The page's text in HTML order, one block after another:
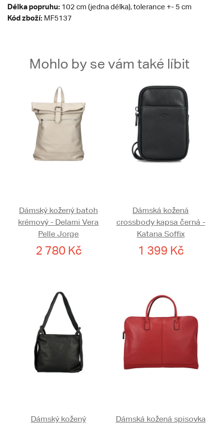
Délka popruhu: 102 cm (jedna délka), tolerance +- 5 cm
Kód zboží: MF5137
Mohlo by se vám také líbit
Dámský kožený batoh
krémový - Delami Vera
Pelle Jorge
2 780 Kč
Dámská kožená
crossbody kapsa černá -
Katana Soffix
1 399 Kč
Dámský kožený
Dámská kožená spisovka